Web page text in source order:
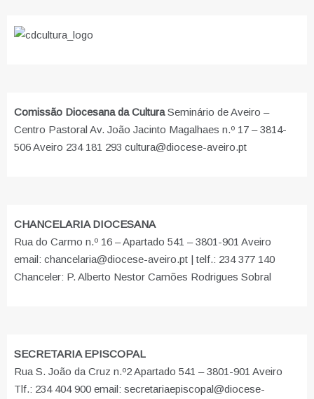
Comissão Diocesana da CulturaSeminário de Aveiro –
Centro Pastoral Av. João Jacinto Magalhaes n.º 17 – 3814-
506 Aveiro 234 181 293 cultura@diocese-aveiro.pt
CHANCELARIA DIOCESANA
Rua do Carmo n.º 16 – Apartado 541 – 3801-901 Aveiro
email: chancelaria@diocese-aveiro.pt | telf.: 234 377 140
Chanceler: P. Alberto Nestor Camões Rodrigues Sobral
SECRETARIA EPISCOPAL
Rua S. João da Cruz n.º2 Apartado 541 – 3801-901 Aveiro
Tlf.: 234 404 900 email: secretariaepiscopal@diocese-